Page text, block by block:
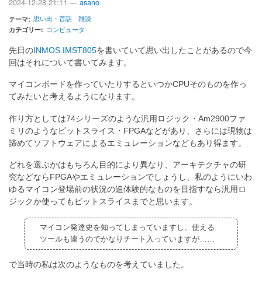
2024-12-28 21:11 — asano
テーマ 思い出・昔話
雑談
カテゴリー
コンピュータ
先日の INMOS IMST805を書いていて思い出したことがあるので今
回はそれについて書いてみます。
マイコンボードを作っていたりするといつかCPUそのものを作っ
てみたいと考えるようになります。
作り方としては74シリーズのような汎用ロジック・Am2900ファ
ミリのようなビットスライス・FPGAなどがあり、さらには現物は
諦めてソフトウェアによるエミュレーションなどもあり得ます。
どれを選ぶかはもちろん目的により異なり、アーキテクチャの研
究などならFPGAやエミュレーションでしょうし、私のようにいわ
ゆるマイコン登場前の状況の追体験的なものを目指すなら汎用ロ
ジックか使ってもビットスライスまでと思います。
マイコン発達史を知ってしまっていますし、使える
ツールも違うのでかなりチート入っていますが……
で当時の私は次のようなものを考えていました。